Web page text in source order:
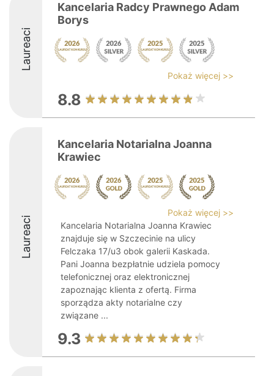
Laureaci
Kancelaria Radcy Prawnego Adam
Borys
Pokaż więcej >>
8.8
Laureaci
Kancelaria Notarialna Joanna
Krawiec
Pokaż więcej >>
Kancelaria Notarialna Joanna Krawiec
znajduje się w Szczecinie na ulicy
Felczaka 17/u3 obok galerii Kaskada.
Pani Joanna bezpłatnie udziela pomocy
telefonicznej oraz elektronicznej
zapoznając klienta z ofertą. Firma
sporządza akty notarialne czy
związane ...
9.3